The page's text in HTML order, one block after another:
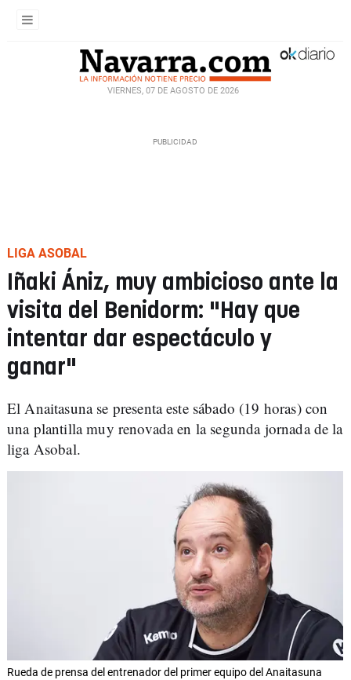
VIERNES, 07 DE AGOSTO DE 2026
LIGA ASOBAL
Iñaki Ániz, muy ambicioso ante la
visita del Benidorm: "Hay que
intentar dar espectáculo y
ganar"
El Anaitasuna se presenta este sábado (19 horas) con
una plantilla muy renovada en la segunda jornada de la
liga Asobal.
Rueda de prensa del entrenador del primer equipo del Anaitasuna